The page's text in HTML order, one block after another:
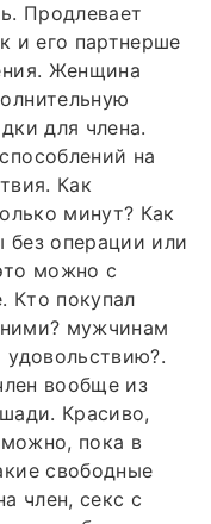
Продлевает
и его партнерше
Женщина
для члена.
на
Как
минут? Как
без операции или
можно с
Кто покупал
мужчинам
вообще из
Красиво,
пока в
свободные
член, секс с